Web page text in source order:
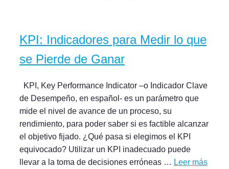
KPI: Indicadores para Medir lo que
se Pierde de Ganar
KPI, Key Performance Indicator –o Indicador Clave
de Desempeño, en español- es un parámetro que
mide el nivel de avance de un proceso, su
rendimiento, para poder saber si es factible alcanzar
el objetivo fijado. ¿Qué pasa si elegimos el KPI
equivocado? Utilizar un KPI inadecuado puede
llevar a la toma de decisiones erróneas … Leer más